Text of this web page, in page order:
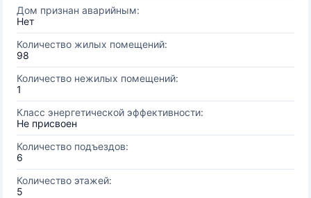
Дом признан аварийным:
Нет
Количество жилых помещений:
98
Количество нежилых помещений:
1
Класс энергетической эффективности:
Не присвоен
Количество подъездов:
6
Количество этажей:
5